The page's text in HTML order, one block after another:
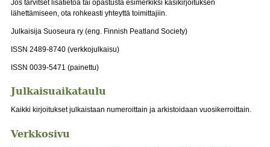
Jos tarvitset lisätietoa tai opastusta esimerkiksi käsikirjoituksen
lähettämiseen, ota rohkeasti yhteyttä toimittajiin.
Julkaisija Suoseura ry (eng. Finnish Peatland Society)
ISSN 2489-8740 (verkkojulkaisu)
ISSN 0039-5471 (painettu)
Julkaisuaikataulu
Kaikki kirjoitukset julkaistaan numeroittain ja arkistoidaan vuosikerroittain.
Verkkosivu